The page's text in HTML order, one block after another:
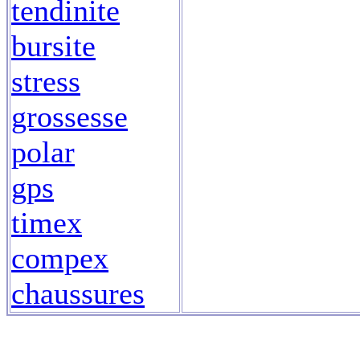
tendinite
bursite
stress
grossesse
polar
gps
timex
compex
chaussures